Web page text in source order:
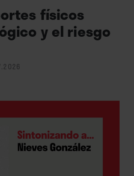
físicos
y el riesgo